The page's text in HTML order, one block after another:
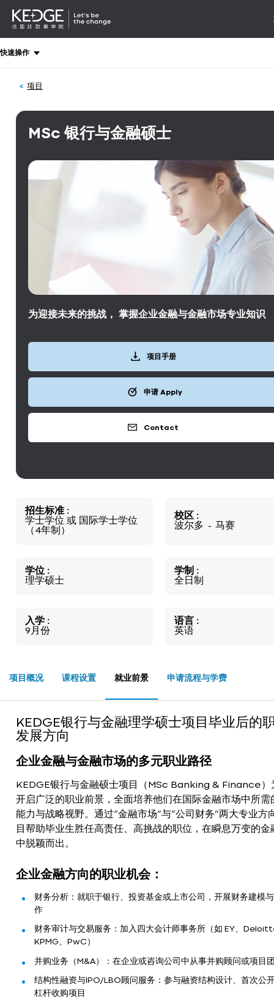
Kedge
School
快速操作
项目
MSc 银行与金融硕士
为迎接未来的挑战， 掌握企业金融与金融市场专业知识
项目手册
申请 Apply
Contact
招生标准
学士学位 或 国际学士学位
（4年制）
校区
波尔多
马赛
学位
理学硕士
学制
全日制
入学
9月份
语言
英语
项目概况 课程设置 就业前景 申请流程与学费
KEDGE银行与金融理学硕士项目毕业后的
发展方向
企业金融与金融市场的多元职业路径
KEDGE银行与金融硕士项目（MSc Banking & Finance）
开启广泛的职业前景，全面培养他们在国际金融市场中所需
能力与战略视野。通过“金融市场”与“公司财务”两大专业方
目帮助毕业生胜任高责任、高挑战的职位，在瞬息万变的金
中脱颖而出。
企业金融方向的职业机会：
财务分析：就职于银行、投资基金或上市公司，开展财务建模
作
财务审计与交易服务：加入四大会计师事务所（如 EY、
KPMG、PwC）
并购业务（M&A）：在企业或咨询公司中从事并购顾问或项目
结构性融资与IPO/LBO顾问服务：参与融资结构设计、首次公
杠杆收购项目